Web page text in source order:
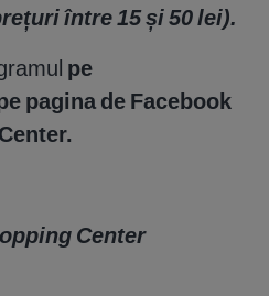
între 15 și 50 lei).
pe
pagina de Facebook
Center